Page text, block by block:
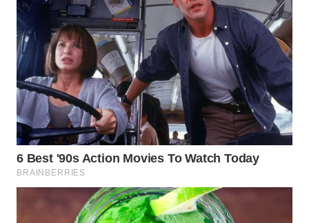
INDRAMAYU
WN
KUNINGAN
WN
MAJALENGKA
WN
SUBANG